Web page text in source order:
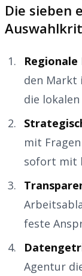
Die sieben
Regionale
den Markt
die
mit
sofort mit
feste
Agentur